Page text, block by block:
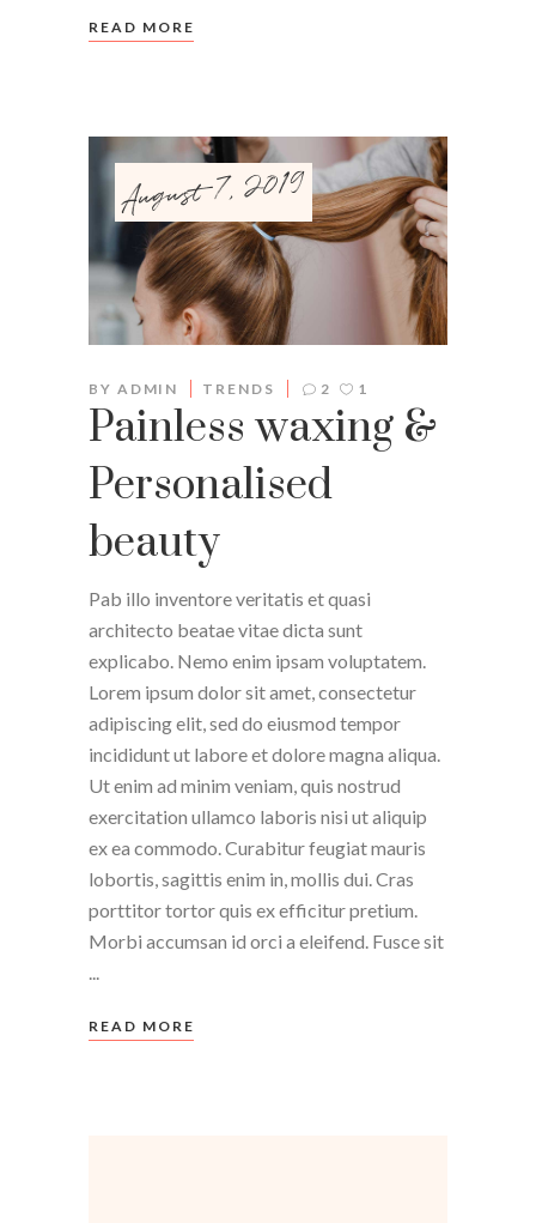
READ MORE
August 7, 2019
BY ADMIN TRENDS 2 1
Painless waxing &
Personalised
beauty
Pab illo inventore veritatis et quasi
architecto beatae vitae dicta sunt
explicabo. Nemo enim ipsam voluptatem.
Lorem ipsum dolor sit amet, consectetur
adipiscing elit, sed do eiusmod tempor
incididunt ut labore et dolore magna aliqua.
Ut enim ad minim veniam, quis nostrud
exercitation ullamco laboris nisi ut aliquip
ex ea commodo. Curabitur feugiat mauris
lobortis, sagittis enim in, mollis dui. Cras
porttitor tortor quis ex efficitur pretium.
Morbi accumsan id orci a eleifend. Fusce sit
READ MORE